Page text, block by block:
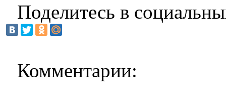
Поделитесь в
Комментарии: